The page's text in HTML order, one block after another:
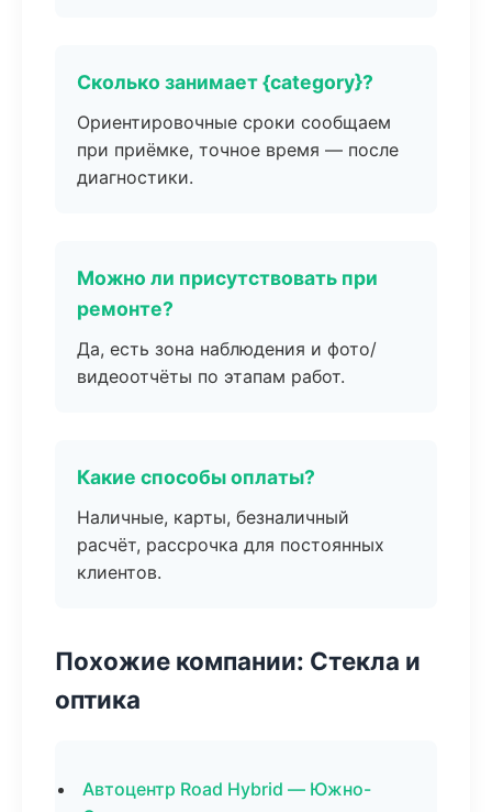
Сколько занимает {category}?
Ориентировочные сроки сообщаем
при приёмке, точное время — после
диагностики.
Можно ли присутствовать при
ремонте?
Да, есть зона наблюдения и фото/
видеоотчёты по этапам работ.
Какие способы оплаты?
Наличные, карты, безналичный
расчёт, рассрочка для постоянных
клиентов.
Похожие компании: Стекла и
оптика
Автоцентр Road Hybrid — Южно-